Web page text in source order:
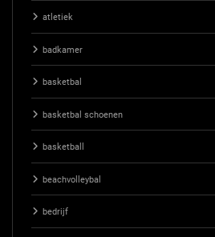
atletiek
badkamer
basketbal
basketbal schoenen
basketball
beachvolleybal
bedrijf